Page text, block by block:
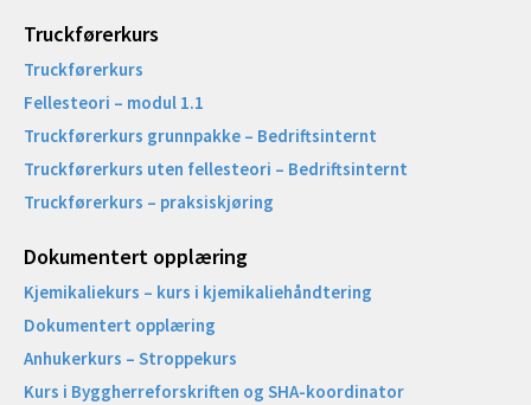
Truckførerkurs
Truckførerkurs
Fellesteori – modul 1.1
Truckførerkurs grunnpakke – Bedriftsinternt
Truckførerkurs uten fellesteori – Bedriftsinternt
Truckførerkurs – praksiskjøring
Dokumentert opplæring
Kjemikaliekurs – kurs i kjemikaliehåndtering
Dokumentert opplæring
Anhukerkurs – Stroppekurs
Kurs i Byggherreforskriften og SHA-koordinator